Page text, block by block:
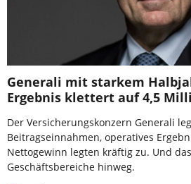
Generali mit starkem
Ergebnis klettert auf 4,5
Der Versicherungskonzern Generali
Beitragseinnahmen, operatives
Nettogewinn legten kräftig zu. Und
Geschäftsbereiche hinweg.